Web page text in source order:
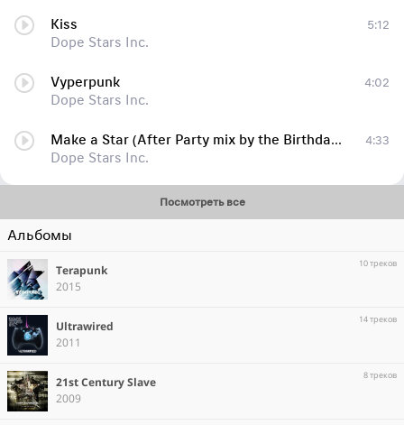
Kiss
Dope Stars Inc.
5:12
Vyperpunk
Dope Stars Inc.
4:02
Make a Star (After Party mix by the Birthday Massacre)
Dope Stars Inc.
4:33
Посмотреть все
Альбомы
Terapunk
2015
10 треков
Ultrawired
2011
14 треков
21st Century Slave
2009
8 треков